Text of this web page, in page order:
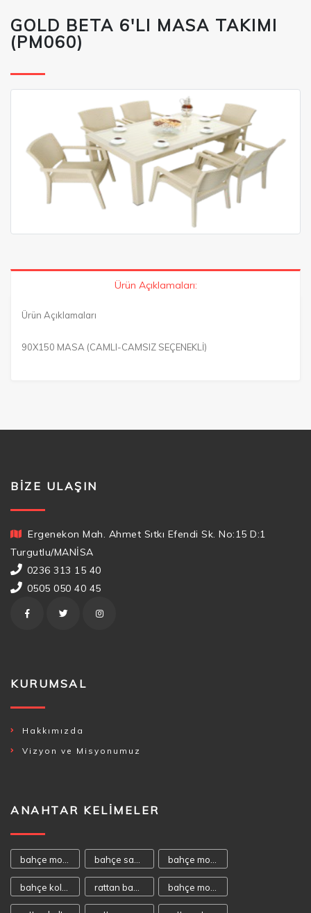
GOLD BETA 6'LI MASA TAKIMI
(PM060)
Ürün Açıklamaları:
Ürün Açıklamaları
90X150 MASA (CAMLI-CAMSIZ SEÇENEKLİ)
BIZE ULAŞIN
Ergenekon Mah. Ahmet Sıtkı Efendi Sk. No:15 D:1
Turgutlu/MANİSA
0236 313 15 40
0505 050 40 45
KURUMSAL
Hakkımızda
Vizyon ve Misyonumuz
ANAHTAR KELIMELER
bahçe mobilyası bahçe sandalyeleri bahçe mobilyaları